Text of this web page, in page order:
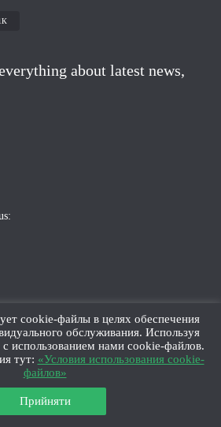
cookie-файлы в целях обеспечения
обслуживания. Используя
с использованием нами cookie-файлов.
тут: «Условия использования cookie-
файлов»
Прийняти
about latest news,